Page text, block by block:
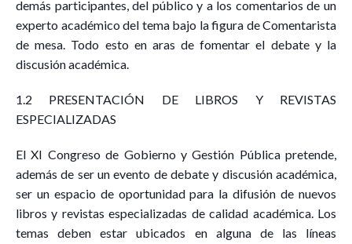
demás participantes, del público y a los comentarios de un
experto académico del tema bajo la figura de Comentarista
de mesa. Todo esto en aras de fomentar el debate y la
discusión académica.
1.2 PRESENTACIÓN DE LIBROS Y REVISTAS
ESPECIALIZADAS
El XI Congreso de Gobierno y Gestión Pública pretende,
además de ser un evento de debate y discusión académica,
ser un espacio de oportunidad para la difusión de nuevos
libros y revistas especializadas de calidad académica. Los
temas deben estar ubicados en alguna de las líneas